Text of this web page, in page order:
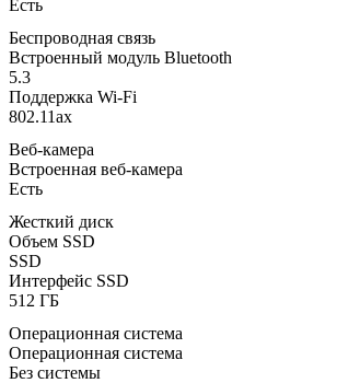
Есть
Беспроводная связь
Встроенный модуль Bluetooth
5.3
Поддержка Wi-Fi
802.11ax
Веб-камера
Встроенная веб-камера
Есть
Жесткий диск
Объем SSD
SSD
Интерфейс SSD
512 ГБ
Операционная система
Операционная система
Без системы